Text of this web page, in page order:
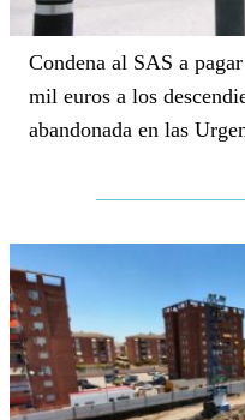
Condena al SAS a
mil euros a los
abandonada en las